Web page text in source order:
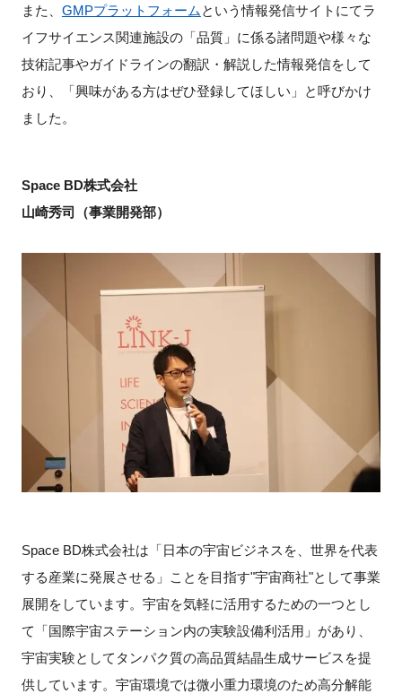
また、 GMPプラットフォーム という情報発信サイトにてラ
イフサイエンス関連施設の「品質」に係る諸問題や様々な
技術記事やガイドラインの翻訳・解説した情報発信をして
おり、「興味がある方はぜひ登録してほしい」と呼びかけ
ました。
Space BD株式会社
山崎秀司（事業開発部）
Space BD株式会社は「日本の宇宙ビジネスを、世界を代表
する産業に発展させる」ことを目指す"宇宙商社"として事業
展開をしています。宇宙を気軽に活用するための一つとし
て「国際宇宙ステーション内の実験設備利活用」があり、
宇宙実験としてタンパク質の高品質結晶生成サービスを提
供しています。宇宙環境では微小重力環境のため高分解能